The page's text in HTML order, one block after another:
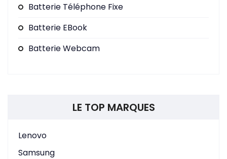
Batterie Téléphone Fixe
Batterie EBook
Batterie Webcam
LE TOP MARQUES
Lenovo
Samsung